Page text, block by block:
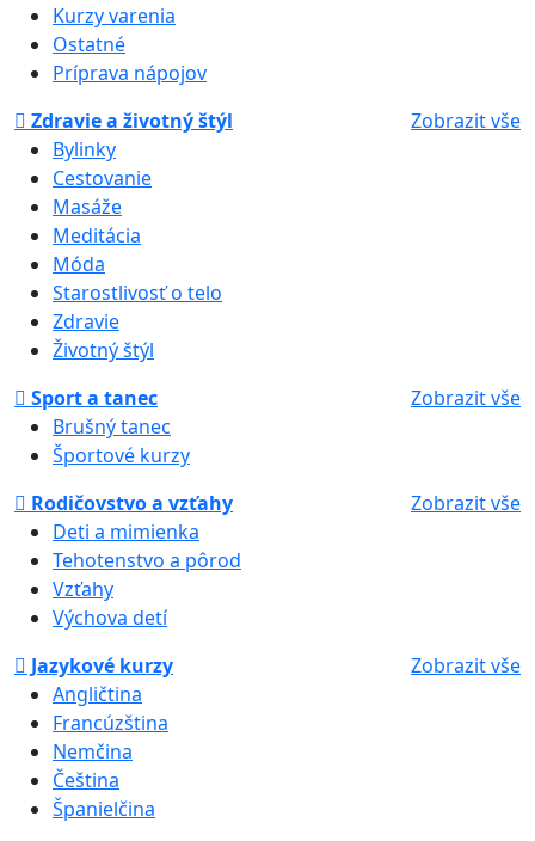
Kurzy varenia
Ostatné
Príprava nápojov
Zdravie a životný štýl
Zobrazit vše
Bylinky
Cestovanie
Masáže
Meditácia
Móda
Starostlivosť o telo
Zdravie
Životný štýl
Sport a tanec
Zobrazit vše
Brušný tanec
Športové kurzy
Rodičovstvo a vzťahy
Zobrazit vše
Deti a mimienka
Tehotenstvo a pôrod
Vzťahy
Výchova detí
Jazykové kurzy
Zobrazit vše
Angličtina
Francúzština
Nemčina
Čeština
Španielčina